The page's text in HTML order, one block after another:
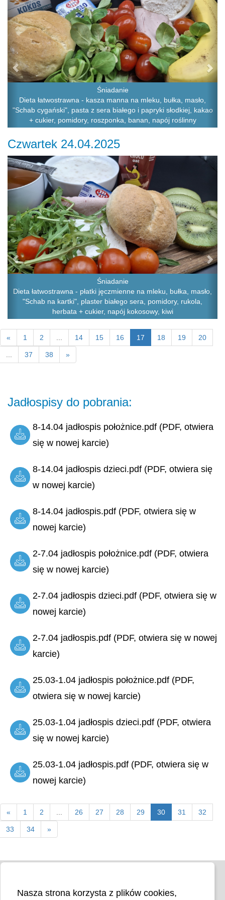
Śniadanie
Dieta łatwostrawna - kasza manna na mleku, bułka, masło,
"Schab cygański", pasta z sera białego i papryki słodkiej, kakao
+ cukier, pomidory, roszponka, banan, napój roślinny
Czwartek 24.04.2025
Śniadanie
Dieta łatwostrawna - płatki jęczmienne na mleku, bułka, masło,
"Schab na kartki", plaster białego sera, pomidory, rukola,
herbata + cukier, napój kokosowy, kiwi
Previous
« 1 2 14 15 16 17 18 19 20
37 38 »
Jadłospisy do pobrania:
8-14.04 jadłospis położnice.pdf (PDF, otwiera
się w nowej karcie)
8-14.04 jadłospis dzieci.pdf (PDF, otwiera się
w nowej karcie)
8-14.04 jadłospis.pdf (PDF, otwiera się w
nowej karcie)
2-7.04 jadłospis położnice.pdf (PDF, otwiera
się w nowej karcie)
2-7.04 jadłospis dzieci.pdf (PDF, otwiera się w
nowej karcie)
2-7.04 jadłospis.pdf (PDF, otwiera się w nowej
karcie)
25.03-1.04 jadłospis położnice.pdf (PDF,
otwiera się w nowej karcie)
25.03-1.04 jadłospis dzieci.pdf (PDF, otwiera
się w nowej karcie)
25.03-1.04 jadłospis.pdf (PDF, otwiera się w
nowej karcie)
« 1 2 26 27 28 29 30 31 32
33 34 »
Nasza strona korzysta z plików cookies,